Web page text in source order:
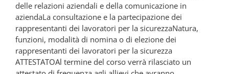
delle relazioni aziendali e della comunicazione in
aziendaLa consultazione e la partecipazione dei
rappresentanti dei lavoratori per la sicurezzaNatura,
funzioni, modalità di nomina o di elezione dei
rappresentanti dei lavoratori per la sicurezza
ATTESTATOAl termine del corso verrà rilasciato un